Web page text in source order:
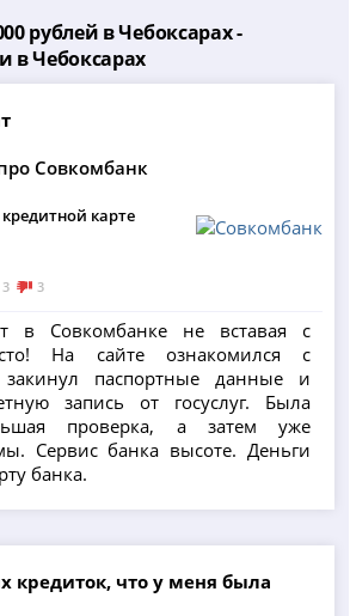
рублей в Чебоксарах -
в Чебоксарах
Совкомбанк
карте
3 3
в Совкомбанке не вставая с
На сайте ознакомился с
закинул паспортные данные и
запись от госуслуг. Была
проверка, а затем уже
Сервис банка высоте. Деньги
банка.
кредиток, что у меня была